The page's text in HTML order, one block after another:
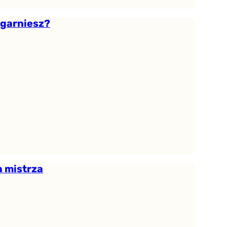
mistrza